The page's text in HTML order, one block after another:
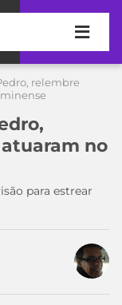
relembre
no
para estrear